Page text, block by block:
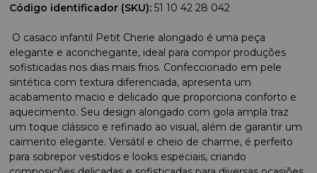
Código identificador (SKU): 51 10 42 28 042
O casaco infantil Petit Cherie alongado é uma peça
elegante e aconchegante, ideal para compor produções
sofisticadas nos dias mais frios. Confeccionado em pele
sintética com textura diferenciada, apresenta um
acabamento macio e delicado que proporciona conforto e
aquecimento. Seu design alongado com gola ampla traz
um toque clássico e refinado ao visual, além de garantir um
caimento elegante. Versátil e cheio de charme, é perfeito
para sobrepor vestidos e looks especiais, criando